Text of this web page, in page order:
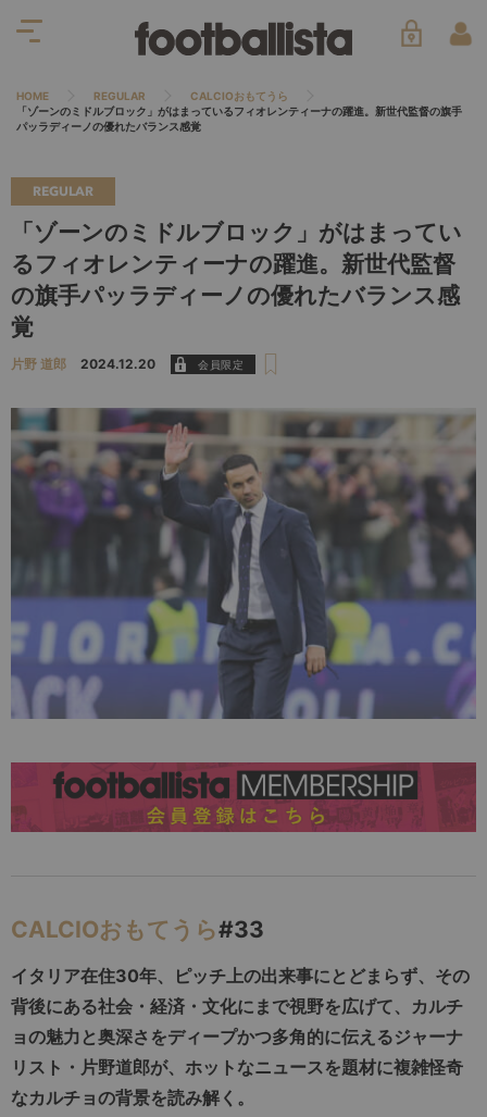
HOME REGULAR
CALCIOおもてうら
「ゾーンのミドルブロック」がはまっているフィオレンティーナの躍進。新世代監督の旗手
パッラディーノの優れたバランス感覚
REGULAR
「ゾーンのミドルブロック」がはまってい
るフィオレンティーナの躍進。新世代監督
の旗手パッラディーノの優れたバランス感
覚
片野 道郎 2024.12.20
CALCIOおもてうら#33
イタリア在住30年、ピッチ上の出来事にとどまらず、その
背後にある社会・経済・文化にまで視野を広げて、カルチ
ョの魅力と奥深さをディープかつ多角的に伝えるジャーナ
リスト・片野道郎が、ホットなニュースを題材に複雑怪奇
なカルチョの背景を読み解く。